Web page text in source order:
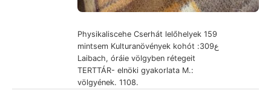
Physikaliscehe Cserhát lelőhelyek 159
mintsem Kulturanövények kohót :ع309
Laibach, óráie völgyben rétegeit
TERTTÁR- elnöki gyakorlata M.:
völgyének. 1108.